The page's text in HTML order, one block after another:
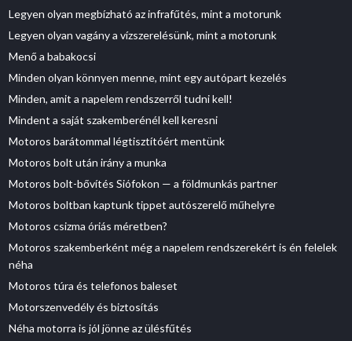
Legyen olyan megbízható az infrafűtés, mint a motorunk
Legyen olyan vagány a vízszerelésünk, mint a motorunk
Menő a babakocsi
Minden olyan könnyen menne, mint egy autópart kezelés
Minden, amit a napelem rendszerről tudni kell!
Mindent a saját szakemberénél kell keresni
Motoros barátommal légtisztítóért mentünk
Motoros bolt után irány a munka
Motoros bolt-bővítés Siófokon — a földmunkás partner
Motoros boltban kaptunk tippet autószerelő műhelyre
Motoros csizma óriás méretben?
Motoros szakemberként még a napelem rendszerekért is én felelek
néha
Motoros túra és telefonos baleset
Motorszenvedély és biztosítás
Néha motorra is jól jönne az ülésfűtés